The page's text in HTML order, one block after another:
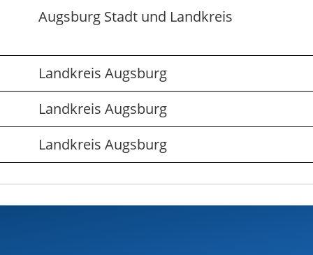
Augsburg Stadt und Landkreis
Landkreis Augsburg
Landkreis Augsburg
Landkreis Augsburg